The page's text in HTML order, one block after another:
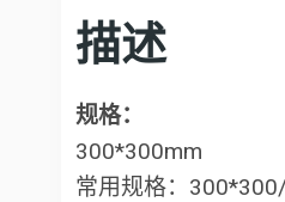
描述
规格：
300*300mm
常用规格：